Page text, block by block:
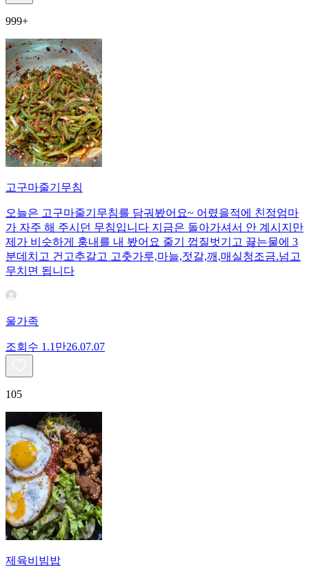
999+
고구마줄기무침
오늘은 고구마줄기무침를 담궈봤어요~ 어렸을적에 친정엄마
가 자주 해 주시던 무침입니다 지금은 돌아가셔서 안 계시지만
제가 비슷하게 훙내를 내 봤어요 줄기 껍질벗기고 끓는물에 3
분데치고 건고추갈고 고춧가루,마늘,젓갈,깨,매실청조금.넘고
무치면 됩니다
울가족
조회수 1.1만26.07.07
105
제육비빔밥